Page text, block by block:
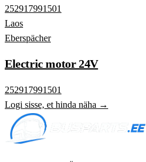
252917991501
Laos
Eberspächer
Electric motor 24V
252917991501
Logi sisse, et hinda näha →